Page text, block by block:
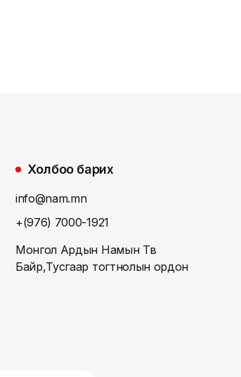
Холбоо барих
info@nam.mn
+(976) 7000-1921
Монгол Ардын Намын Төв
Байр,Тусгаар тогтнолын ордон